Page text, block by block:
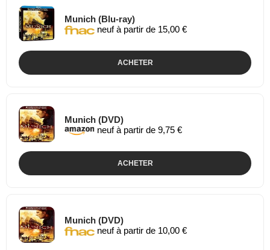
Munich (Blu-ray)
neuf à partir de 15,00 €
ACHETER
Munich (DVD)
neuf à partir de 9,75 €
ACHETER
Munich (DVD)
neuf à partir de 10,00 €